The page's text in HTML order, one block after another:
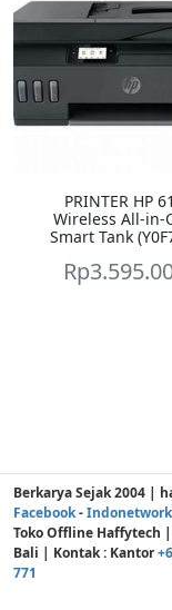
PRINTER HP
Wireless All-in-
Smart Tank
Rp
Berkarya Sejak 2004 |
Facebook-Indonetwork
Toko Offline Haffytech |
Bali | Kontak : Kantor
771